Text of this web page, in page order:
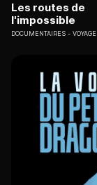
Les routes de
l'impossible
DOCUMENTAIRES VOYAGE